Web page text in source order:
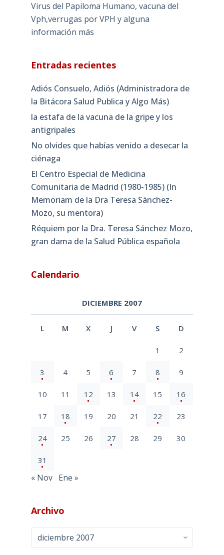
Virus del Papiloma Humano, vacuna del
Vph,verrugas por VPH y alguna
información más
Entradas recientes
Adiós Consuelo, Adiós (Administradora de
la Bitácora Salud Publica y Algo Más)
la estafa de la vacuna de la gripe y los
antigripales
No olvides que habías venido a desecar la
ciénaga
El Centro Especial de Medicina
Comunitaria de Madrid (1980-1985) (In
Memoriam de la Dra Teresa Sánchez-
Mozo, su mentora)
Réquiem por la Dra. Teresa Sánchez Mozo,
gran dama de la Salud Pública española
Calendario
DICIEMBRE 2007
L M X J V S D
1 2
3 4 5 6 7 8 9
10 11 12 13 14 15 16
17 18 19 20 21 22 23
24 25 26 27 28 29 30
31
« Nov Ene »
Archivo
Archivo